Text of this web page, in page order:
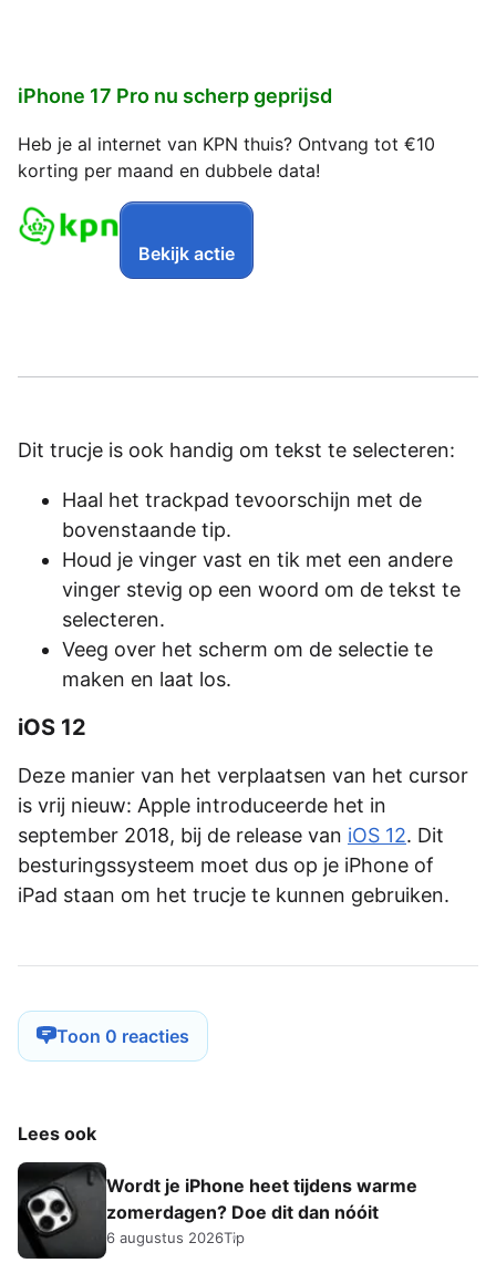
iPhone 17 Pro nu scherp geprijsd
Heb je al internet van KPN thuis? Ontvang tot €10
korting per maand en dubbele data!
Bekijk actie
Dit trucje is ook handig om tekst te selecteren:
Haal het trackpad tevoorschijn met de
bovenstaande tip.
Houd je vinger vast en tik met een andere
vinger stevig op een woord om de tekst te
selecteren.
Veeg over het scherm om de selectie te
maken en laat los.
iOS 12
Deze manier van het verplaatsen van het cursor
is vrij nieuw: Apple introduceerde het in
september 2018, bij de release van iOS 12. Dit
besturingssysteem moet dus op je iPhone of
iPad staan om het trucje te kunnen gebruiken.
Toon 0 reacties
Lees ook
Wordt je iPhone heet tijdens warme
zomerdagen? Doe dit dan nóóit
6 augustus 2026Tip